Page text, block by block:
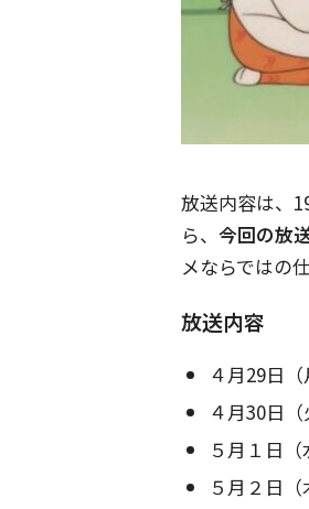
放送内容は、
ら、 今回の放
メならではの
放送内容
４月29日
４月30日
５月１日
５月２日